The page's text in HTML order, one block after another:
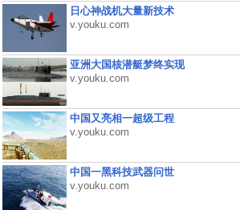
日心神战机大量新技术
v.youku.com
亚洲大国核潜艇梦终实现
v.youku.com
中国又亮相一超级工程
v.youku.com
中国一黑科技武器问世
v.youku.com